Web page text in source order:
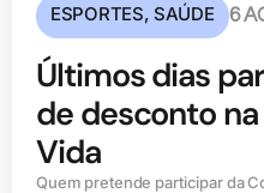
ESPORTES,SAÚDE 6
Últimos dias
de desconto
Vida
Quem pretende participar da